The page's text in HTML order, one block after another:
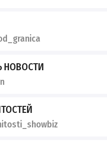
НОВОСТИ